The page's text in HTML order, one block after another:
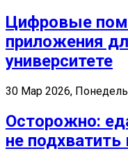
Цифровые
приложения
университете
30 Мар 2026,
Осторожно:
не